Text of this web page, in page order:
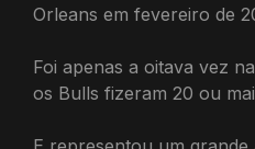
Orleans em fevereiro de
Foi apenas a oitava vez
os Bulls fizeram 20 ou